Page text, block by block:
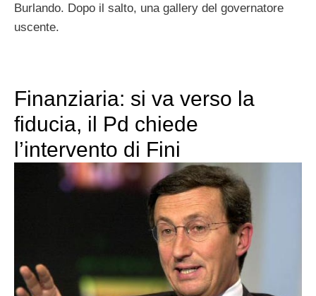
Burlando. Dopo il salto, una gallery del governatore
uscente.
Finanziaria: si va verso la
fiducia, il Pd chiede
l’intervento di Fini